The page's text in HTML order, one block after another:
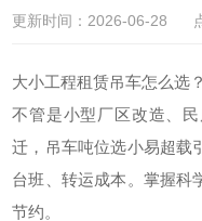
更新时间：2026-06-28
大小工程租赁吊车怎么选
不管是小型厂区改造、
迁，吊车吨位选小易超载
台班、转运成本。掌握科
节约。